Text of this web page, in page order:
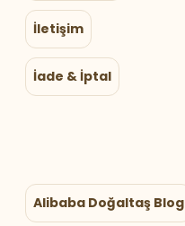
İletişim
İade & İptal
Alibaba Doğaltaş Blog